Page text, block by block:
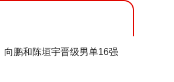
向鹏和陈垣宇晋级男单16强